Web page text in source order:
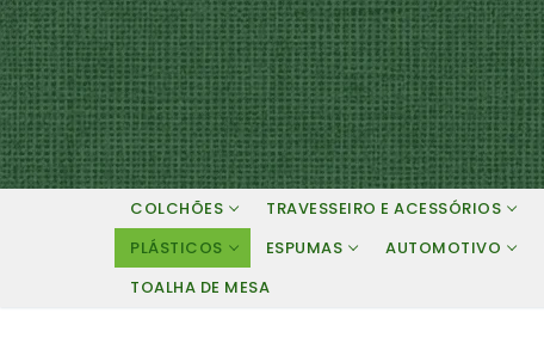
Pular
para
o
conteúdo
COLCHÕES TRAVESSEIRO E ACESSÓRIOS
PLÁSTICOS
ESPUMAS AUTOMOTIVO
TOALHA DE MESA